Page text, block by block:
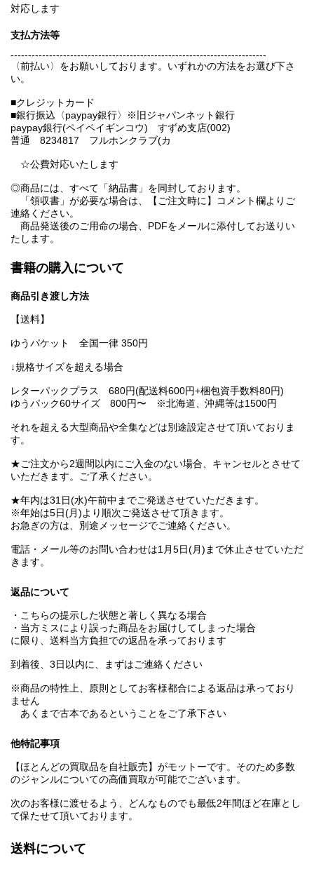
対応します
支払方法等
-------------------------------------------------------------------------
〈前払い〉をお願いしております。いずれかの方法をお選び下さ
い。
■クレジットカード
■銀行振込〈paypay銀行〉※旧ジャパンネット銀行
paypay銀行(ペイペイギンコウ) すずめ支店(002)
普通 8234817 フルホンクラブ(カ
☆公費対応いたします
◎商品には、すべて「納品書」を同封しております。
「領収書」が必要な場合は、【ご注文時に】コメント欄よりご
連絡ください。
商品発送後のご用命の場合、PDFをメールに添付してお送りい
たします。
書籍の購入について
商品引き渡し方法
【送料】
ゆうパケット 全国一律 350円
↓規格サイズを超える場合
レターパックプラス 680円(配送料600円+梱包資手数料80円)
ゆうパック60サイズ 800円〜 ※北海道、沖縄等は1500円
それを超える大型商品や全集などは別途設定させて頂いておりま
す。
★ご注文から2週間以内にご入金のない場合、キャンセルとさせて
いただきます。ご了承ください。
★年内は31日(水)午前中までご発送させていただきます。
※年始は5日(月)より順次ご発送させて頂きます。
お急ぎの方は、別途メッセージでご連絡ください。
電話・メール等のお問い合わせは1月5日(月)まで休止させていただ
きます。
返品について
・こちらの提示した状態と著しく異なる場合
・当方ミスにより誤った商品をお届けしてしまった場合
に限り、送料当方負担での返品を承っております
到着後、3日以内に、まずはご連絡ください
※商品の特性上、原則としてお客様都合による返品は承っており
ません
あくまで古本であるということをご了承下さい
他特記事項
【ほとんどの買取品を自社販売】がモットーです。そのため多数
のジャンルについての高価買取が可能でございます。
次のお客様に渡せるよう、どんなものでも最低2年間ほど在庫とし
て保たせて頂いております。
送料について